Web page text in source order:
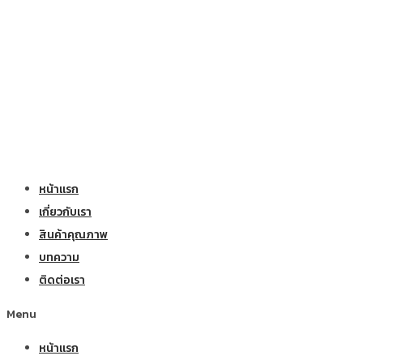
หน้าแรก
เกี่ยวกับเรา
สินค้าคุณภาพ
บทความ
ติดต่อเรา
Menu
หน้าแรก